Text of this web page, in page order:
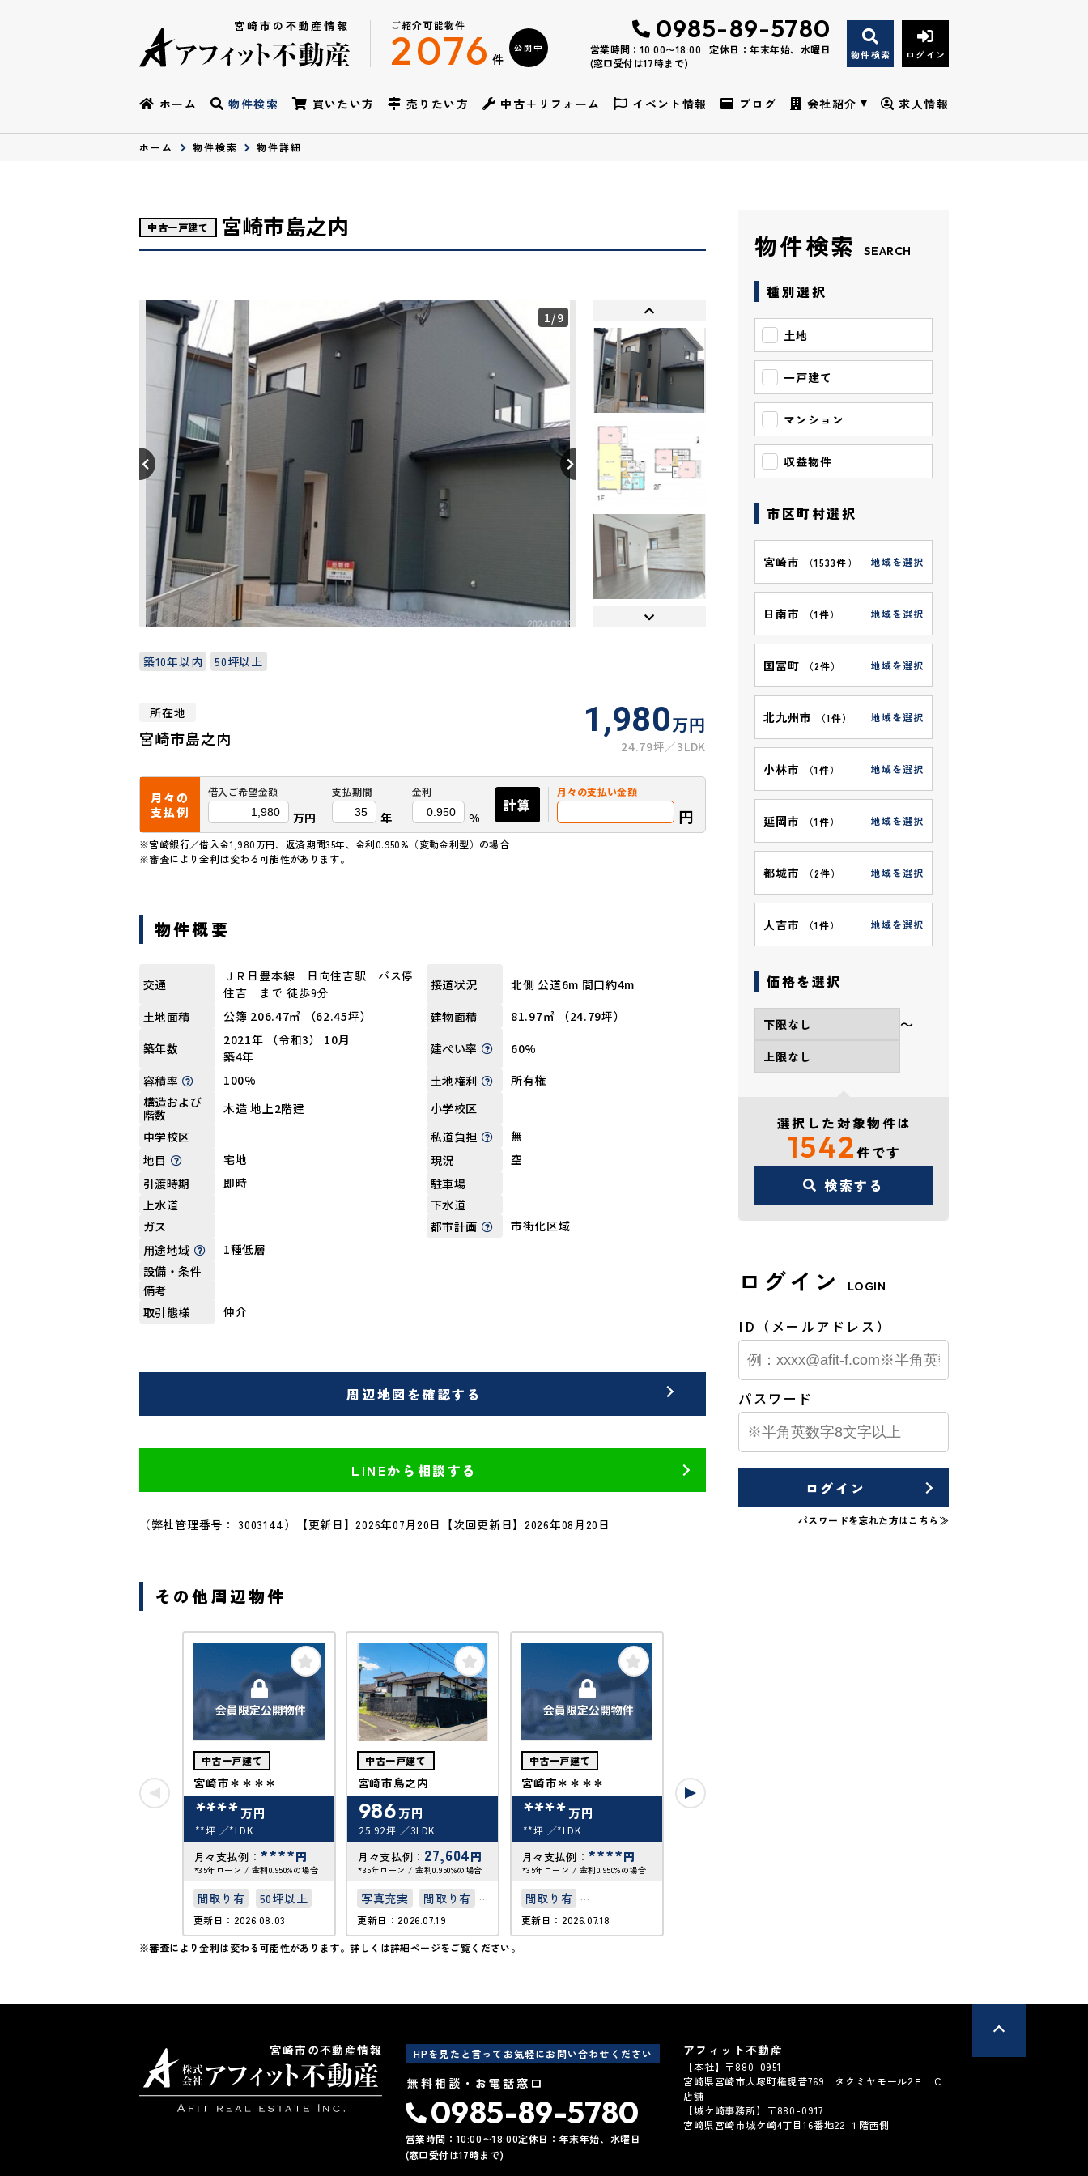
ご紹介可能物件
2076件
公開中
宮崎市の不動産情報 0985-89-5780
営業時間：10:00〜18:00
定休日：年末年始、水曜日
(窓口受付は17時まで)
物件検索 ログイン
ホーム 物件検索 買いたい方 売りたい方 中古＋リフォーム イベント情報 ブログ 会社紹介 求人情報
ホーム 物件検索 物件詳細
中古一戸建て 宮崎市島之内
1/9
築10年以内 50坪以上
所在地
宮崎市島之内 1,980万円
24.79坪 3LDK
月々の
支払例
借入ご希望金額
万円
支払期間
年
金利
%
計算
月々の支払い金額
円
※宮崎銀行／借入金1,980万円、返済期間35年、金利0.950%（変動金利型）の場合
※審査により金利は変わる可能性があります。
物件概要
交通
ＪＲ日豊本線 日向住吉駅 バス停
住吉 まで 徒歩9分
接道状況
北側 公道6m 間口約4m
土地面積
公簿 206.47㎡ （62.45坪） 建物面積
81.97㎡ （24.79坪）
築年数
2021年 （令和3） 10月
築4年
建ぺい率
60%
容積率
100% 土地権利
所有権
構造および
階数
木造 地上2階建
小学校区
中学校区
私道負担
無
地目
宅地 現況
空
引渡時期
即時
駐車場
上水道
下水道
ガス
都市計画
市街化区域
用途地域
1種低層
設備・条件
備考
取引態様
仲介
周辺地図を確認する
LINEから相談する
（弊社管理番号： 3003144） 【更新日】2026年07月20日 【次回更新日】2026年08月20日
その他周辺物件
中古一戸建て
宮崎市＊＊＊＊
****万円
**坪 *LDK
月々支払例： ****円
*35年ローン / 金利0.950%の場合
間取り有 50坪以上
更新日：2026.08.03
中古一戸建て
宮崎市島之内
986万円
25.92坪 3LDK
月々支払例： 27,604円
*35年ローン / 金利0.950%の場合
写真充実
間取り有
駅徒歩10分以内
50坪以上
更新日：2026.07.19
中古一戸建て
宮崎市＊＊＊＊
****万円
**坪 *LDK
月々支払例： ****円
*35年ローン / 金利0.950%の場合
間取り有
駐車場2台可
駐車場１台無料
更新日：2026.07.18
宮崎市＊＊＊＊
****
※審査により金利は変わる可能性があります。詳しくは詳細ページをご覧ください。
物件検索 SEARCH
種別選択
土地
一戸建て
マンション
収益物件
市区町村選択
宮崎市 （1533件） 地域を選択
日南市 （1件） 地域を選択
国富町 （2件） 地域を選択
北九州市 （1件） 地域を選択
小林市 （1件） 地域を選択
延岡市 （1件） 地域を選択
都城市 （2件） 地域を選択
人吉市 （1件） 地域を選択
価格を選択
〜
選択した対象物件は
1542件です
検索する
ログイン LOGIN
ID（メールアドレス）
パスワード
ログイン
パスワードを忘れた方はこちら≫
宮崎市の不動産情報 HPを見たと言ってお気軽にお問い合わせください
無料相談・お電話窓口
0985-89-5780
営業時間：10:00〜18:00定休日：年末年始、水曜日
(窓口受付は17時まで)
アフィット不動産
【本社】〒880-0951
宮崎県宮崎市大塚町権現昔769 タクミヤモール2Ｆ C
店舗
【城ケ崎事務所】〒880-0917
宮崎県宮崎市城ケ崎4丁目16番地22 １階西側